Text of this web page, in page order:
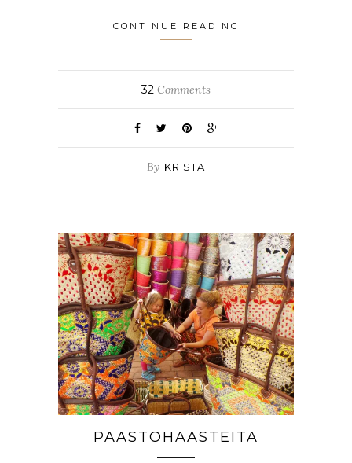
CONTINUE READING
32 Comments
By KRISTA
PAASTOHAASTEITA